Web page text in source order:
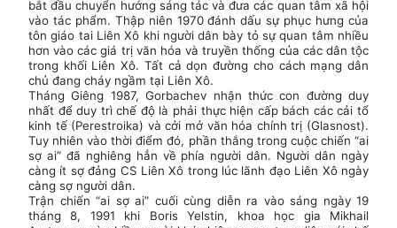
bắt đầu chuyển hướng sáng tác và đưa các quan tâm xã hội
vào tác phẩm. Thập niên 1970 đánh dấu sự phục hưng của
tôn giáo tai Liên Xô khi người dân bày tỏ sự quan tâm nhiều
hơn vào các giá trị văn hóa và truyền thống của các dân tộc
trong khối Liên Xô. Tất cả dọn đường cho cách mạng dân
chủ đang cháy ngầm tại Liên Xô.
Tháng Giêng 1987, Gorbachev nhận thức con đường duy
nhất để duy trì chế độ là phải thực hiện cấp bách các cải tổ
kinh tế (Perestroika) và cởi mở văn hóa chính trị (Glasnost).
Tuy nhiên vào thời điểm đó, phần thắng trong cuộc chiến “ai
sợ ai” đã nghiêng hẳn về phía người dân. Người dân ngày
càng ít sợ đảng CS Liên Xô trong lúc lãnh đạo Liên Xô ngày
càng sợ người dân.
Trận chiến “ai sợ ai” cuối cùng diễn ra vào sáng ngày 19
tháng 8, 1991 khi Boris Yelstin, khoa học gia Mikhail